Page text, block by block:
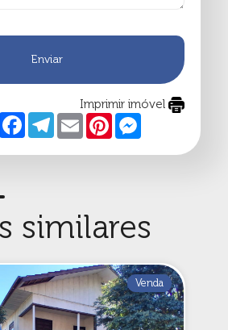
Enviar
Imprimir imóvel
FacebookTelegram
EmailPinterestMessenger
similares
Venda